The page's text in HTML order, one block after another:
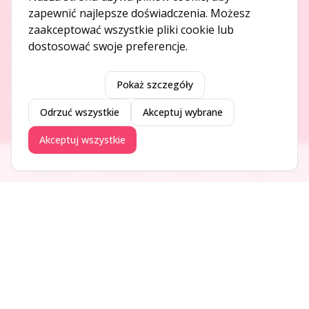
O NAS
O serwisie
Kontakt
DODAJ I PROMUJ
Dodaj ogłoszenie
Dodaj firmę
Promuj ogłoszenie
Ogłoszenia Aktualności Firmy Blog
zapewnić najlepsze doświadczenia. Możesz
zaakceptować wszystkie pliki cookie lub
dostosować swoje preferencje.
Pokaż szczegóły
Odrzuć wszystkie Akceptuj wybrane
Akceptuj wszystkie